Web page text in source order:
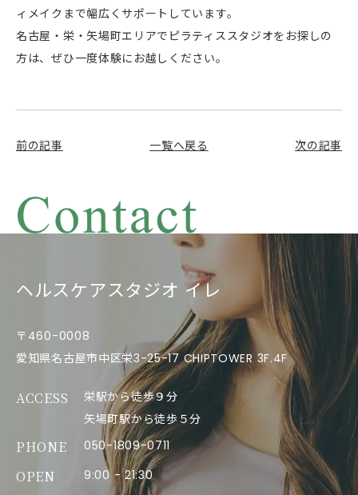
ィメイクまで幅広くサポートしています。
名古屋・栄・矢場町エリアでピラティススタジオをお探しの
方は、ぜひ一度体験にお越しください。
前の記事 一覧へ戻る 次の記事
ヘルスケアスタジオ イレ
〒460-0008
愛知県名古屋市中区栄3-25-17 CHIPTOWER 3F.4F
ACCESS
栄駅から徒歩９分
矢場町駅から徒歩５分
PHONE 050-1809-0711
OPEN 9:00 - 21:30